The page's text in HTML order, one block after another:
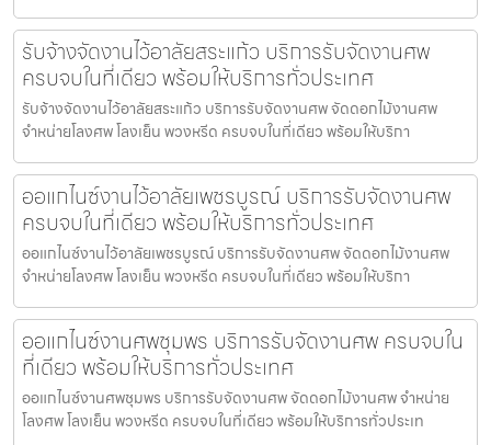
รับจ้างจัดงานไว้อาลัยสระแก้ว บริการรับจัดงานศพ
ครบจบในที่เดียว พร้อมให้บริการทั่วประเทศ
รับจ้างจัดงานไว้อาลัยสระแก้ว บริการรับจัดงานศพ จัดดอกไม้งานศพ
จำหน่ายโลงศพ โลงเย็น พวงหรีด ครบจบในที่เดียว พร้อมให้บริกา
ออแกไนซ์งานไว้อาลัยเพชรบูรณ์ บริการรับจัดงานศพ
ครบจบในที่เดียว พร้อมให้บริการทั่วประเทศ
ออแกไนซ์งานไว้อาลัยเพชรบูรณ์ บริการรับจัดงานศพ จัดดอกไม้งานศพ
จำหน่ายโลงศพ โลงเย็น พวงหรีด ครบจบในที่เดียว พร้อมให้บริกา
ออแกไนซ์งานศพชุมพร บริการรับจัดงานศพ ครบจบใน
ที่เดียว พร้อมให้บริการทั่วประเทศ
ออแกไนซ์งานศพชุมพร บริการรับจัดงานศพ จัดดอกไม้งานศพ จำหน่าย
โลงศพ โลงเย็น พวงหรีด ครบจบในที่เดียว พร้อมให้บริการทั่วประเท